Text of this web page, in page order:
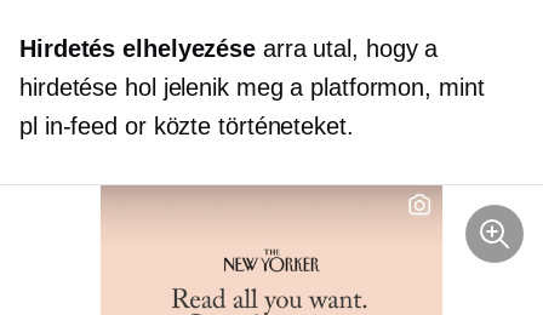
Hirdetés elhelyezése arra utal, hogy a
hirdetése hol jelenik meg a platformon, mint
pl in-feed or közte történeteket.